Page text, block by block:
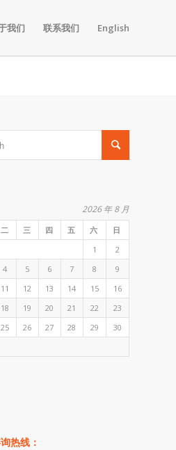
我们 联系我们 English
2026 年 8 月
二 三 四 五 六
日
1
2
4 5 6 7 8
9
11 12 13 14 15
16
18 19 20 21 22
23
25 26 27 28 29
30
热线：